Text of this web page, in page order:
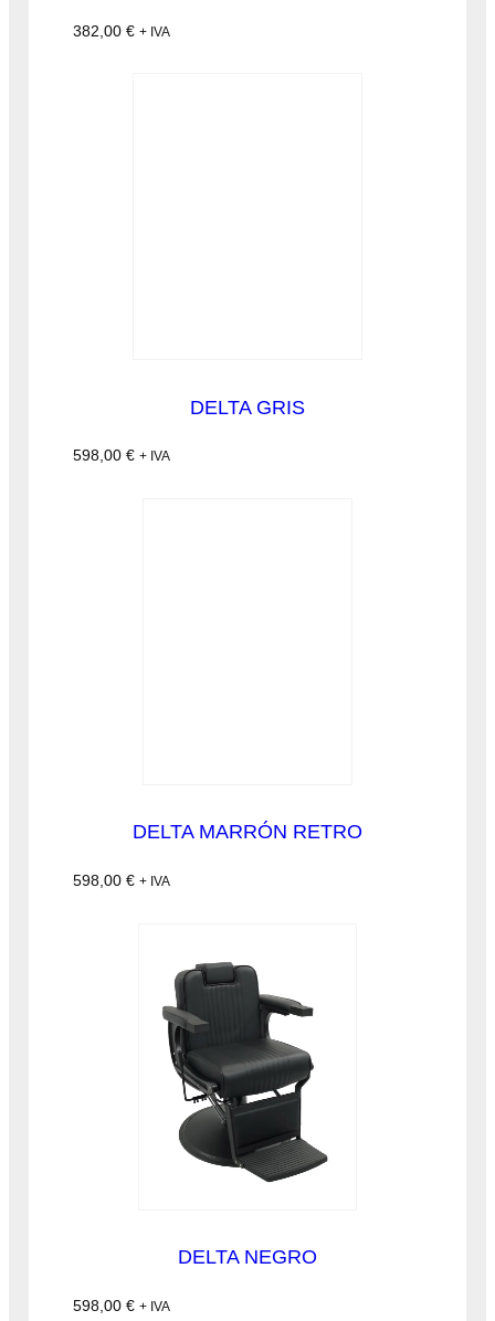
382,00 € + IVA
DELTA GRIS
598,00 € + IVA
DELTA MARRÓN RETRO
598,00 € + IVA
DELTA NEGRO
598,00 € + IVA